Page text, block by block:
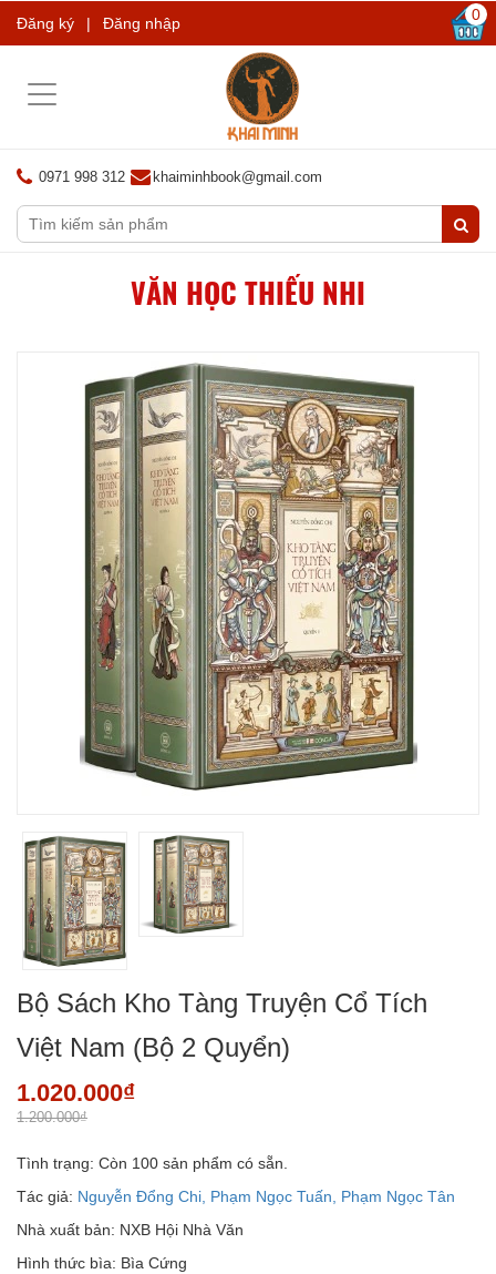
Đăng ký | Đăng nhập 0
Toggle
0971 998 312 khaiminhbook@gmail.com
VĂN HỌC THIẾU NHI
Bộ Sách Kho Tàng Truyện Cổ Tích
Việt Nam (Bộ 2 Quyển)
1.020.000₫
1.200.000₫
Tình trạng: Còn 100 sản phẩm có sẵn.
Tác giả: Nguyễn Đổng Chi, Phạm Ngọc Tuấn, Phạm Ngọc Tân
Nhà xuất bản: NXB Hội Nhà Văn
Hình thức bìa: Bìa Cứng